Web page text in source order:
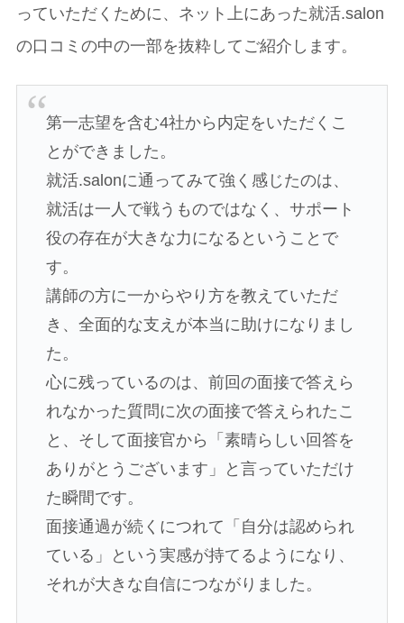
っていただくために、ネット上にあった就活.salon
の口コミの中の一部を抜粋してご紹介します。
第一志望を含む4社から内定をいただくこ
とができました。
就活.salonに通ってみて強く感じたのは、
就活は一人で戦うものではなく、サポート
役の存在が大きな力になるということで
す。
講師の方に一からやり方を教えていただ
き、全面的な支えが本当に助けになりまし
た。
心に残っているのは、前回の面接で答えら
れなかった質問に次の面接で答えられたこ
と、そして面接官から「素晴らしい回答を
ありがとうございます」と言っていただけ
た瞬間です。
面接通過が続くにつれて「自分は認められ
ている」という実感が持てるようになり、
それが大きな自信につながりました。